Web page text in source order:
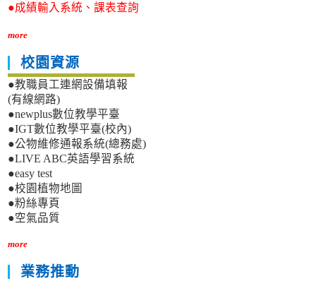
●成績輸入系統、課表查詢
more
校園資源
●教職員工連網設備填報
(有線網路)
●newplus數位教學平臺
●IGT數位教學平臺(校內)
●公物維修通報系統(總務處)
●LIVE ABC英語學習系統
●easy test
●校園植物地圖
●粉絲專頁
●空氣品質
more
業務推動